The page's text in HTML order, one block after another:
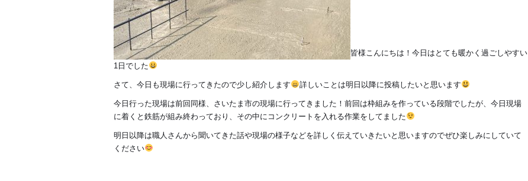
皆様こんにちは！今日はとても暖かく過ごしやすい
1日でした
さて、今日も現場に行ってきたので少し紹介します 詳しいことは明日以降に投稿したいと思います
今日行った現場は前回同様、さいたま市の現場に行ってきました！前回は枠組みを作っている段階でしたが、 今日現場
に着くと鉄筋が組み終わっており、その中にコンクリートを入れる作業をしてました
明日以降は職人さんから聞いてきた話や現場の様子などを詳しく伝えていきたいと思いますのでぜひ楽しみにしていて
ください